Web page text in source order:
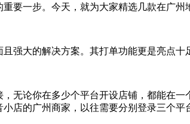
要一步。今天，就为大家精选几款在广州
大的解决方案。其打单功能更是亮点十
论你在多少个平台开设店铺，都能在一
店的广州商家，以往需要分别登录三个